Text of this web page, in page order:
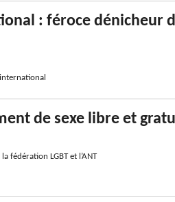
: féroce dénicheur
de sexe libre et
fédération LGBT et l’ANT